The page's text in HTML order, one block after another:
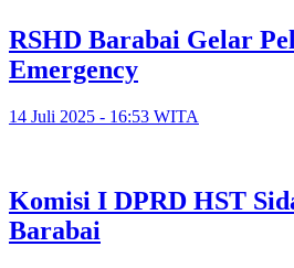
RSHD Barabai Gelar
Emergency
14 Juli 2025 - 16:53 WITA
Komisi I DPRD HST
Barabai